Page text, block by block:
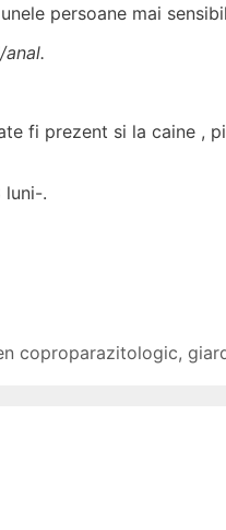
persoane mai
fi prezent si la caine ,
.
coproparazitologic,